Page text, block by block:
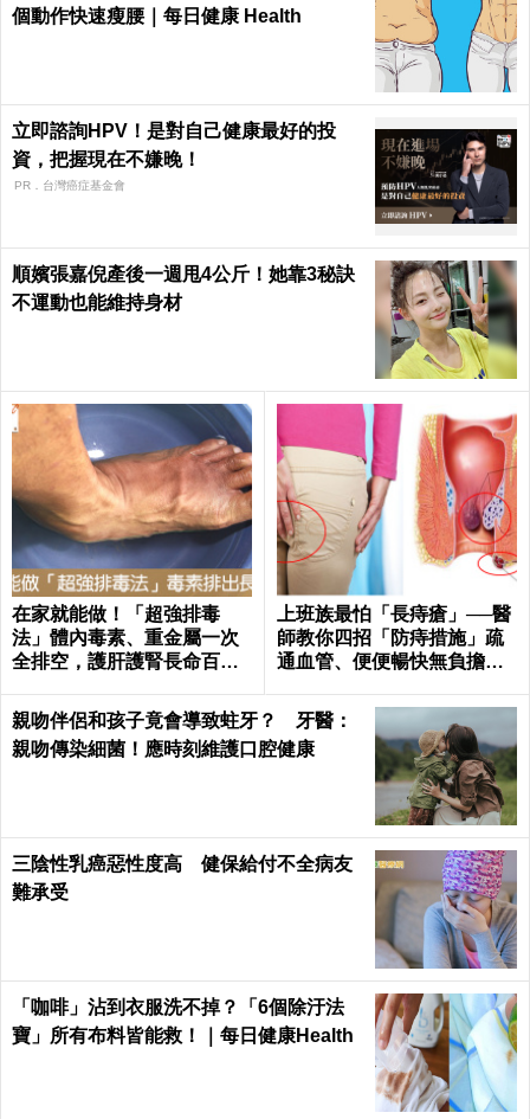
個動作快速瘦腰｜每日健康 Health
立即諮詢HPV！是對自己健康最好的投
資，把握現在不嫌晚！
PR．台灣癌症基金會
順嬪張嘉倪產後一週甩4公斤！她靠3秘訣
不運動也能維持身材
在家就能做！「超強排毒
法」體內毒素、重金屬一次
全排空，護肝護腎長命百歲
上班族最怕「長痔瘡」──醫
師教你四招「防痔措施」疏
通血管、便便暢快無負擔｜
親吻伴侶和孩子竟會導致蛀牙？ 牙醫：
親吻傳染細菌！應時刻維護口腔健康
三陰性乳癌惡性度高 健保給付不全病友
難承受
「咖啡」沾到衣服洗不掉？「6個除汙法
寶」所有布料皆能救！｜每日健康Health